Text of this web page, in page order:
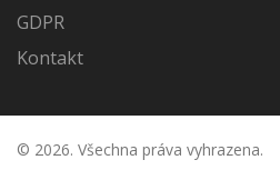
GDPR
Kontakt
© 2026. Všechna práva vyhrazena.